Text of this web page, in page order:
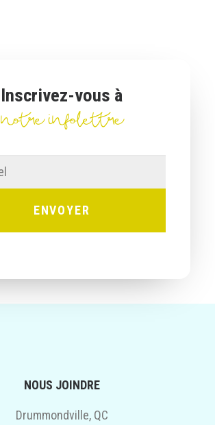
Inscrivez-vous à
notre infolettre
NOUS JOINDRE
Drummondville, QC